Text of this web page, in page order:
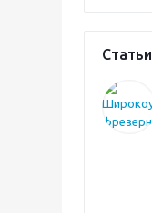
Статьи